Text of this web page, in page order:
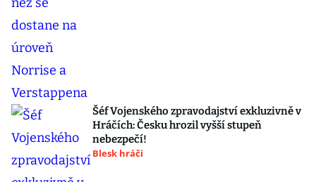
Šéf Vojenského zpravodajství exkluzivně v
Hráčích: Česku hrozil vyšší stupeň
nebezpečí!
Blesk hráči